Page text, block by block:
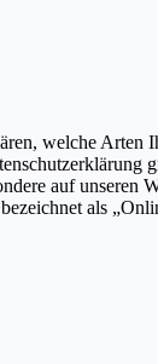
welche Arten
auf
als